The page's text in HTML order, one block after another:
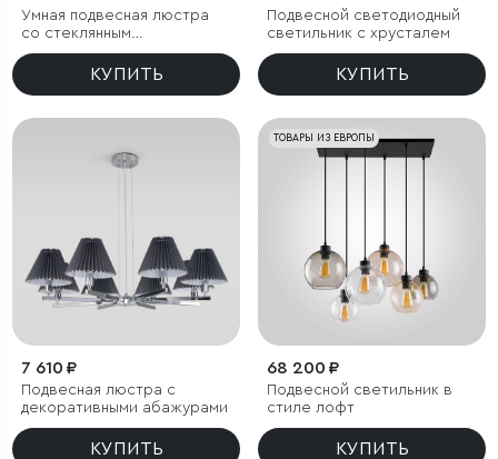
Умная подвесная люстра
со стеклянным
рассеивателем
КУПИТЬ
Подвесной светодиодный
светильник с хрусталем
КУПИТЬ
7 610 ₽
Подвесная люстра с
декоративными абажурами
КУПИТЬ
ТОВАРЫ ИЗ ЕВРОПЫ
68 200 ₽
Подвесной светильник в
стиле лофт
КУПИТЬ